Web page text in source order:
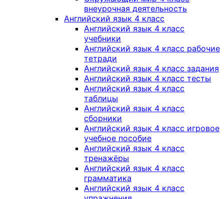
внеурочная деятельность
Английский язык 4 класс
Английский язык 4 класс
учебники
Английский язык 4 класс рабочие
тетради
Английский язык 4 класс задания
Английский язык 4 класс тесты
Английский язык 4 класс
таблицы
Английский язык 4 класс
сборники
Английский язык 4 класс игровое
учебное пособие
Английский язык 4 класс
тренажёры
Английский язык 4 класс
грамматика
Английский язык 4 класс